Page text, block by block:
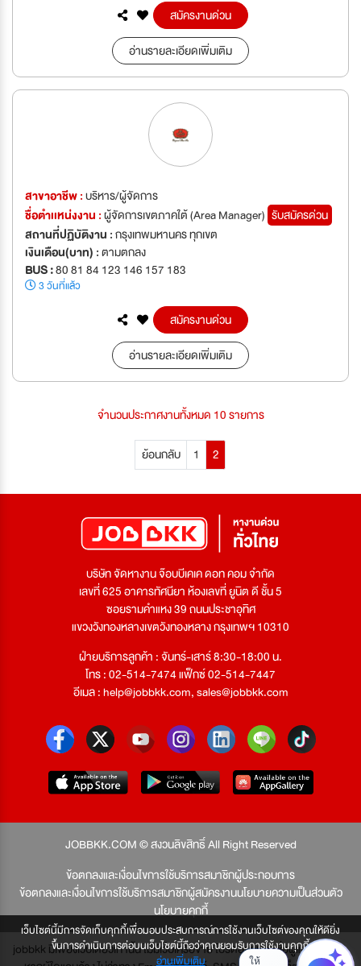
เว็บไซต์นี้มีการจัดเก็บคุกกี้เพื่อมอบประสบการณ์การใช้งานเว็บไซต์ของคุณให้ดียิ่ง
ขึ้นการดำเนินการต่อบนเว็บไซต์นี้ถือว่าคุณยอมรับการใช้งานคุกกี้
อ่านเพิ่มเติม
สมัครงานด่วน
อ่านรายละเอียดเพิ่มเติม
สาขาอาชีพ :บริหาร/ผู้จัดการ
ชื่อตำเเหน่งงาน :ผู้จัดการเขตภาคใต้ (Area Manager) รับสมัครด่วน
สถานที่ปฏิบัติงาน :กรุงเทพมหานคร ทุกเขต
เงินเดือน(บาท) :ตามตกลง
BUS :80 81 84 123 146 157 183
3 วันที่แล้ว
สมัครงานด่วน
อ่านรายละเอียดเพิ่มเติม
จำนวนประกาศงานทั้งหมด 10 รายการ
ย้อนกลับ 1 2
บริษัท จัดหางาน จ๊อบบีเคเค ดอท คอม จำกัด
เลขที่ 625 อาคารทัศนียา ห้องเลขที่ ยูนิต ดี ชั้น 5
ซอยรามคำแหง 39 ถนนประชาอุทิศ
แขวงวังทองหลางเขตวังทองหลาง กรุงเทพฯ 10310
ฝ่ายบริการลูกค้า : จันทร์-เสาร์ 8:30-18:00 น.
โทร : 02-514-7474 แฟ็กซ์ 02-514-7447
อีเมล :help@jobbkk.com,sales@jobbkk.com
JOBBKK.COM © สงวนลิขสิทธิ์ All Right Reserved
ข้อตกลงและเงื่อนไขการใช้บริการสมาชิกผู้ประกอบการ
ข้อตกลงและเงื่อนไขการใช้บริการสมาชิกผู้สมัครงานนโยบายความเป็นส่วนตัว
นโยบายคุกกี้
jobbkk มีเพียงเว็บเดียวเท่านั้น ไม่มีเว็บเครือข่าย โปรดอย่าหลงเชื่อผู้แอบอ้าง และ